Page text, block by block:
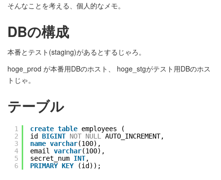
そんなことを考える、個人的なメモ。
DBの構成
本番とテスト(staging)があるとするじゃろ。
hoge_prod が本番用DBのホスト、 hoge_stgがテスト用DBのホス
トじゃ。
テーブル
1
2
3
4
5
6
create table employees (
id BIGINT NOT NULL
AUTO_INCREMENT,
name varchar(100),
email varchar(100),
secret_num INT,
PRIMARY KEY (id));